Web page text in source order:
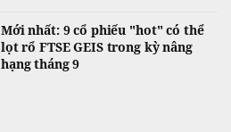
Mới nhất: 9 cổ phiếu "hot" có thể
lọt rổ FTSE GEIS trong kỳ nâng
hạng tháng 9